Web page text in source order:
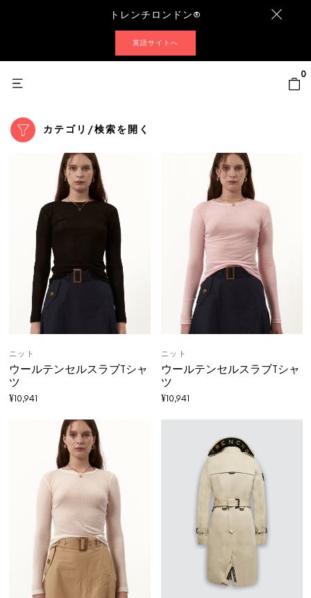
トレンチロンドン®
英語サイトへ
0
カテゴリ/検索を開く
ニット
ウールテンセルスラブTシャ
ツ
¥10,941
ニット
ウールテンセルスラブTシャ
ツ
¥10,941